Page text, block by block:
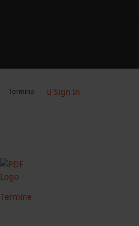
Termine Sign In
Termine